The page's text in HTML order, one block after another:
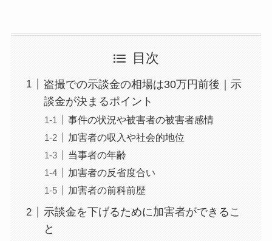
目次
盗撮での示談金の相場は30万円前後｜示
談金が決まるポイント
事件の状況や被害者の被害者感情
加害者の収入や社会的地位
当事者の年齢
加害者の反省度合い
加害者の前科前歴
示談金を下げるために加害者ができるこ
と